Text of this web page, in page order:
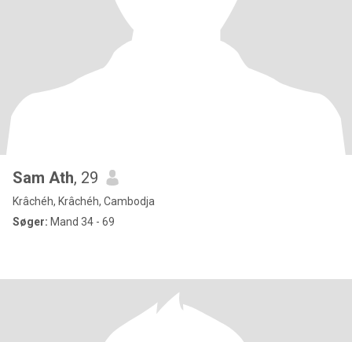
Sam Ath, 29
Krâchéh, Krâchéh, Cambodja
Søger: Mand 34 - 69